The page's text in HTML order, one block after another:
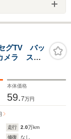
グTV バッ
メラ ステ
マートキ
席エアバ
本体価格
59.7万円
走行 2.0万km
修復
なし